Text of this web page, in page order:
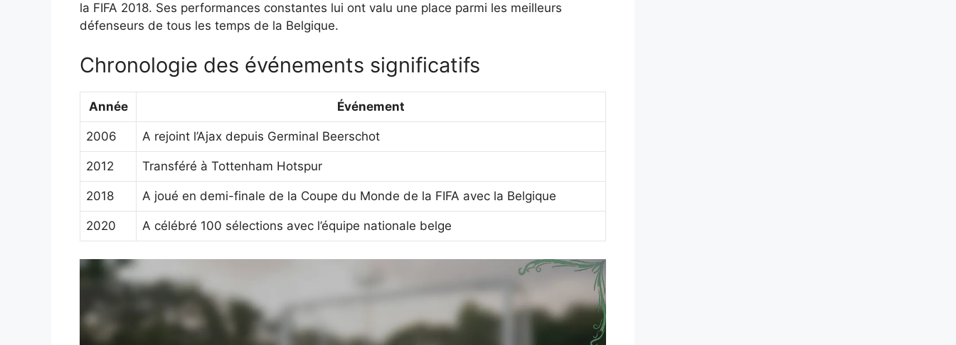
la FIFA 2018. Ses performances constantes lui ont valu une place parmi les meilleurs
défenseurs de tous les temps de la Belgique.
Chronologie des événements significatifs
Année Événement
2006 A rejoint l’Ajax depuis Germinal Beerschot
2012 Transféré à Tottenham Hotspur
2018 A joué en demi-finale de la Coupe du Monde de la FIFA avec la Belgique
2020 A célébré 100 sélections avec l’équipe nationale belge